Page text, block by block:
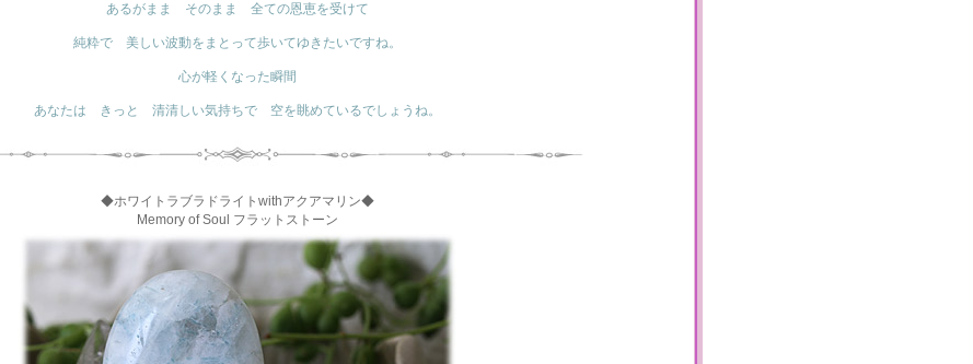
あるがまま そのまま 全ての恩恵を受けて
純粋で 美しい波動をまとって歩いてゆきたいですね。
心が軽くなった瞬間
あなたは きっと 清清しい気持ちで 空を眺めているでしょうね。
◆ホワイトラブラドライトwithアクアマリン◆
Memory of Soul フラットストーン